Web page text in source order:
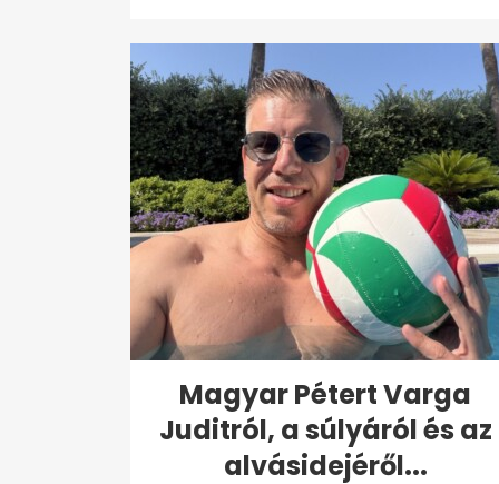
Magyar Pétert Varga
Juditról, a súlyáról és az
alvásidejéről...